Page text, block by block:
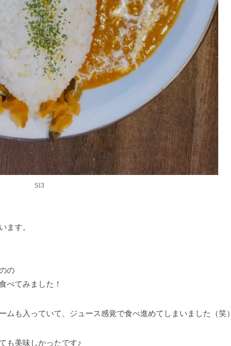
SI3
ます。
の
べてみました！
も入っていて、ジュース感覚で食べ進めてしまいました（笑）
も美味しかったです♪